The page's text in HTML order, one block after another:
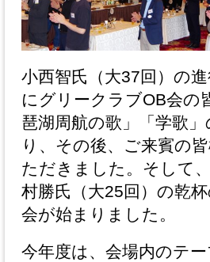
小西智氏（大37回）の
にグリークラブOB会の
琶湖周航の歌」「学歌
り、その後、ご来賓の
ただきました。そして
村勝氏（大25回）の乾
会が始まりました。
今年度は、会場内のテ